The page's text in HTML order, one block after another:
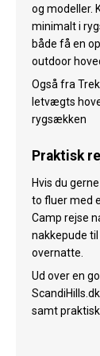
og modeller.
minimalt i
både få en
outdoor
Også fra
letvægts
rygsækken
Praktisk
Hvis du
to fluer med
Camp rejse
nakkepude til
overnatte.
Ud over en
samt